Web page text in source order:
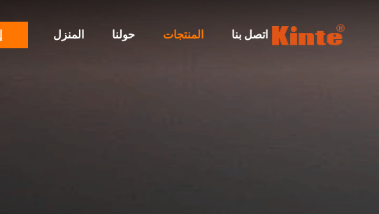
المنزل حولنا المنتجات اتصل بنا